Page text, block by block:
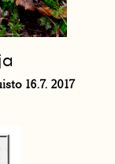
16.7. 2017